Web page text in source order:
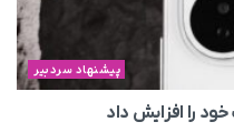
پیشنهاد سردبیر
را افزایش داد